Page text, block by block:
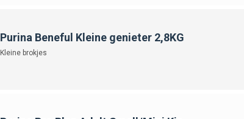
Purina Beneful Kleine genieter 2,8KG
Kleine brokjes